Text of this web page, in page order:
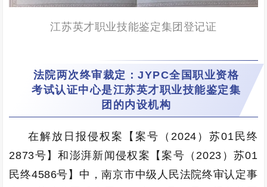
江苏英才职业技能鉴定集团登记证
法院两次终审裁定：JYPC全国职业资格
考试认证中心是江苏英才职业技能鉴定集
团的内设机构
在解放日报侵权案【案号（2024）苏01民终
2873号】和澎湃新闻侵权案【案号（2023）苏01
民终4586号】中，南京市中级人民法院终审认定事